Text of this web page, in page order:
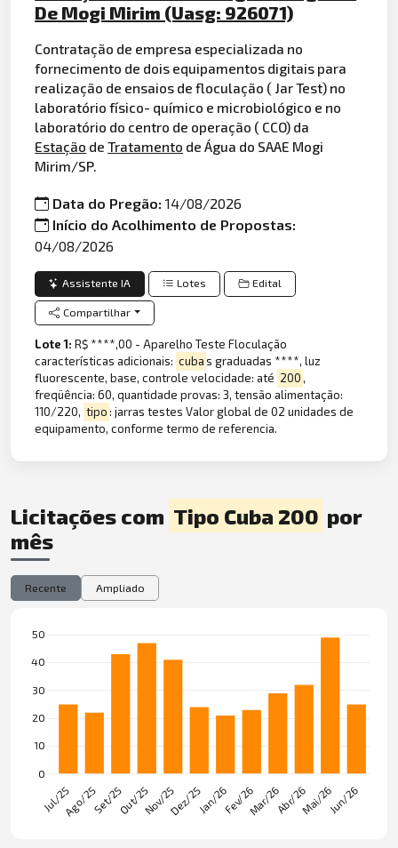
De Mogi Mirim (Uasg: 926071)
Contratação de empresa especializada no
fornecimento de dois equipamentos digitais para
realização de ensaios de floculação ( Jar Test) no
laboratório físico- químico e microbiológico e no
laboratório do centro de operação ( CCO) da
Estação deTratamento de Água do SAAE Mogi
Mirim/SP.
Data do Pregão:14/08/2026
Início do Acolhimento de Propostas:
04/08/2026
Assistente IA Lotes Edital
Compartilhar
Lote 1:R$ ****,00 - Aparelho Teste Floculação
características adicionais: cubas graduadas ****, luz
fluorescente, base, controle velocidade: até 200,
freqüência: 60, quantidade provas: 3, tensão alimentação:
110/220, tipo: jarras testes Valor global de 02 unidades de
equipamento, conforme termo de referencia.
Licitações com Tipo Cuba 200 por
mês
Recente Ampliado